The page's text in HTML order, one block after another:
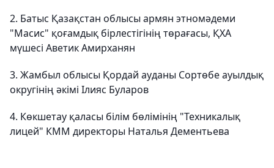
2. Батыс Қазақстан облысы армян этномәдеми
"Масис" қоғамдық бірлестігінің төрағасы, ҚХА
мүшесі Аветик Амирханян
3. Жамбыл облысы Қордай ауданы Сортөбе ауылдық
округінің әкімі Ілияс Буларов
4. Көкшетау қаласы білім бөлімінің "Техникалық
лицей" КММ директоры Наталья Дементьева